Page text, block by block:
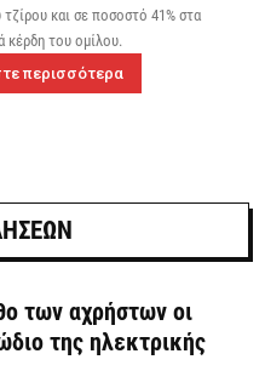
και σε ποσοστό 41% στα
κέρδη του ομίλου.
περισσότερα
των αχρήστων οι
της ηλεκτρικής